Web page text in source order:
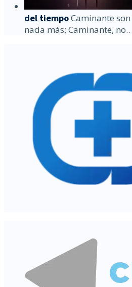
del tiempoCaminante
nada más; Caminante, no…